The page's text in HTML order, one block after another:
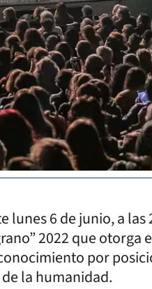
6 de junio, a las
2022 que otorga
por
la humanidad.